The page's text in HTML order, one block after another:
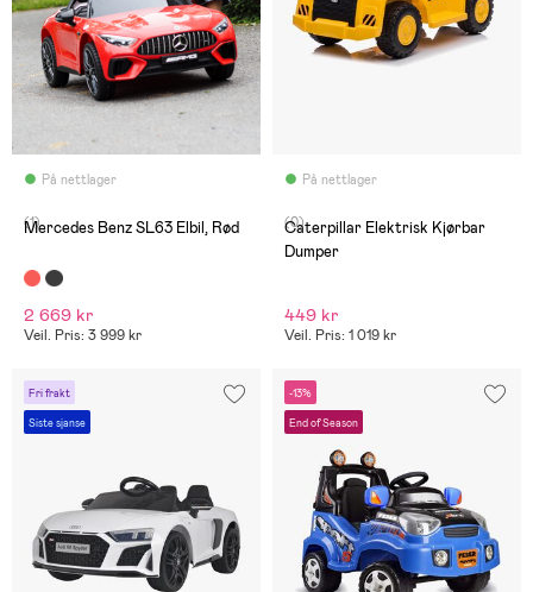
På nettlager
(1)
Mercedes Benz SL63 Elbil, Rød
2 669 kr
Veil. Pris: 3 999 kr
På nettlager
(0)
Caterpillar Elektrisk Kjørbar
Dumper
449 kr
Veil. Pris: 1 019 kr
Fri frakt
Siste sjanse
-13%
End of Season